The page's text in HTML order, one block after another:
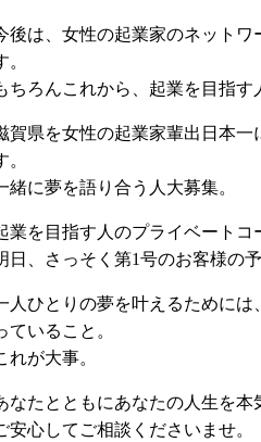
後は、女性の起業家のネット
。
ちろんこれから、起業を目指
賀県を女性の起業家輩出日本
。
緒に夢を語り合う人大募集。
業を目指す人のプライベートコ
日、さっそく第1号のお客様の
人ひとりの夢を叶えるために
ていること。
れが大事。
なたとともにあなたの人生を
安心してご相談くださいませ。